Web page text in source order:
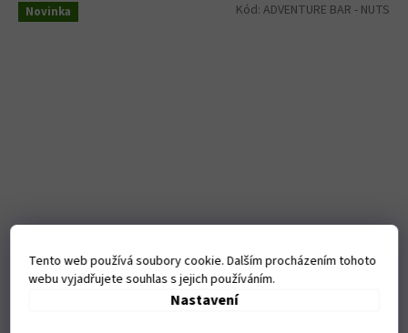
Tento web používá soubory cookie. Dalším procházením tohoto
webu vyjadřujete souhlas s jejich používáním.
Nastavení
Novinka
Adventure Bar - Nuts
Kód: ADVENTURE BAR - NUTS